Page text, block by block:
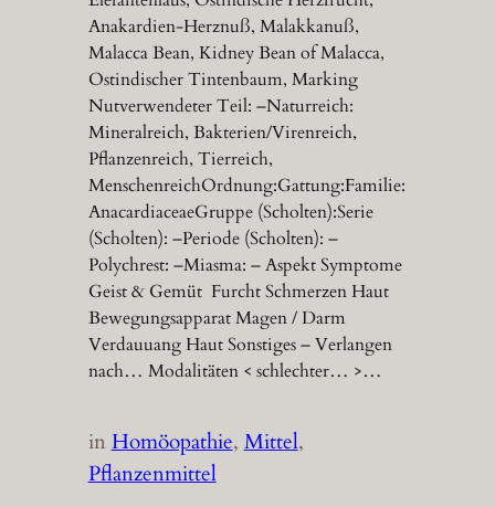
Anakardien-Herznuß, Malakkanuß,
Malacca Bean, Kidney Bean of Malacca,
Ostindischer Tintenbaum, Marking
Nutverwendeter Teil: –Naturreich:
Mineralreich, Bakterien/Virenreich,
Pflanzenreich, Tierreich,
MenschenreichOrdnung:Gattung:Familie:
AnacardiaceaeGruppe (Scholten):Serie
(Scholten): –Periode (Scholten): –
Polychrest: –Miasma: – Aspekt Symptome
Geist & Gemüt Furcht Schmerzen Haut
Bewegungsapparat Magen / Darm
Verdauuang Haut Sonstiges – Verlangen
nach… Modalitäten < schlechter… >…
inHomöopathie, Mittel
Pflanzenmittel